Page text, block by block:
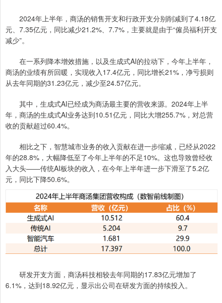
2024年上半年，商汤的销售开支和行政开支分别削减到了4.18亿
元、7.35亿元，同比减少21.2%、7.7%，主要就是由于“僱员福利开支
减少”。
在一系列降本增效措施，以及生成式AI的拉动下，今年上半年，
商汤的业绩有所回暖，实现收入17.4亿元，同比增长21%，净亏损则
从去年同期的31.23亿元，减少至24.57亿元。
其中，生成式AI已经成为商汤最主要的营收来源。2024年上半
年，商汤的生成式AI业务达到10.51亿元，同比大增255.7%，对总营
收的贡献超过60.4%。
相比之下，智慧城市业务的收入贡献在进一步缩减，已经从2022
年的28.8%，大幅降低至了今年上半年的不足10%。这也导致曾经收
入大头——传统AI板块的收入，在今年上半年进一步下滑至了5.2亿
元，同比下降50.6%。
研发开支方面，商汤科技相较去年同期的17.83亿元增加了
6.1%，达到18.92亿元，显示出公司在研发方面的持续投入。